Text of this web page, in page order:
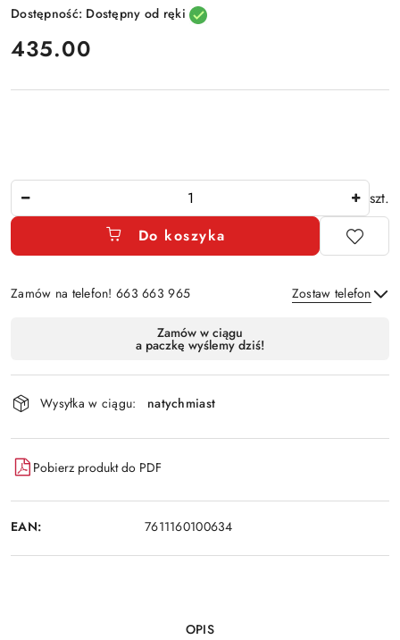
Dostępność: Dostępny od ręki
cena:
435.00
szt.
Do koszyka
Zamów na telefon! 663 663 965 Zostaw telefon
Wyślij
dostawa
Zamów w ciągu
a paczkę wyślemy dziś!
Wysyłka w ciągu: natychmiast
Pobierz produkt do PDF
EAN: 7611160100634
OPIS